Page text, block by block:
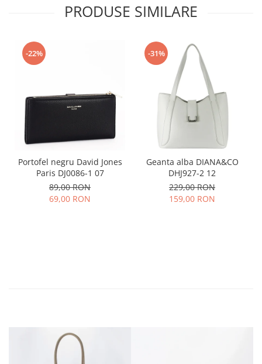
PRODUSE SIMILARE
-22%
Portofel negru David Jones
Paris DJ0086-1 07
89,00 RON
69,00 RON
-31%
Geanta alba DIANA&CO
DHJ927-2 12
229,00 RON
159,00 RON